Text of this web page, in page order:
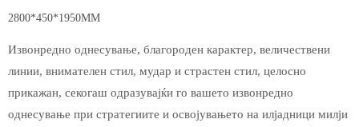
2800*450*1950MM
Извонредно однесување, благороден карактер, величествени
линии, внимателен стил, мудар и страстен стил, целосно
прикажан, секогаш одразувајќи го вашето извонредно
однесување при стратегиите и освојувањето на илјадници милји